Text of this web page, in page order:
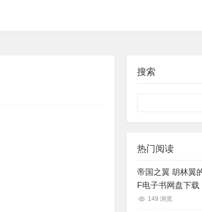
搜索
热门阅读
帝国之翼 胡林翼
F电子书网盘下载
149 浏览